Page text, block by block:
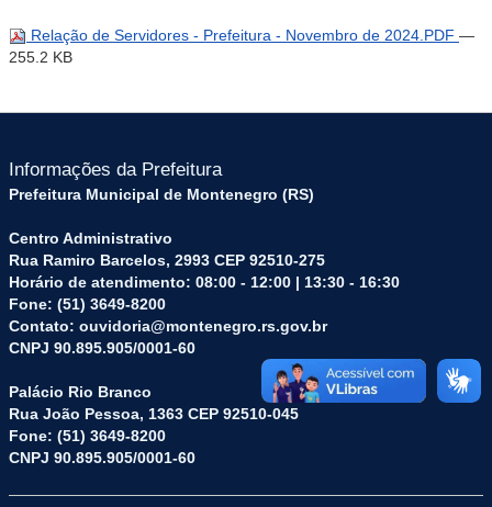
Relação de Servidores - Prefeitura - Novembro de 2024.PDF —
255.2 KB
Informações da Prefeitura
Prefeitura Municipal de Montenegro (RS)
Centro Administrativo
Rua Ramiro Barcelos, 2993 CEP 92510-275
Horário de atendimento: 08:00 - 12:00 | 13:30 - 16:30
Fone: (51) 3649-8200
Contato: ouvidoria@montenegro.rs.gov.br
CNPJ 90.895.905/0001-60
Palácio Rio Branco
Rua João Pessoa, 1363 CEP 92510-045
Fone: (51) 3649-8200
CNPJ 90.895.905/0001-60